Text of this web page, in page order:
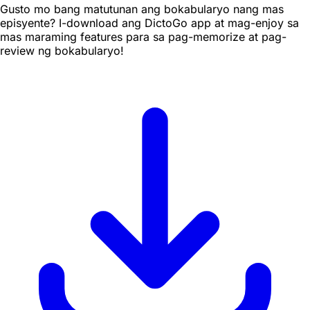
Gusto mo bang matutunan ang bokabularyo nang mas
episyente? I-download ang DictoGo app at mag-enjoy sa
mas maraming features para sa pag-memorize at pag-
review ng bokabularyo!